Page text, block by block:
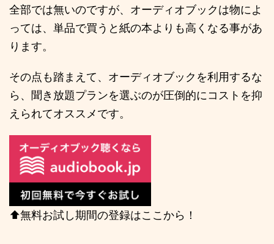
全部では無いのですが、オーディオブックは物によ
っては、単品で買うと紙の本よりも高くなる事があ
ります。
その点も踏まえて、オーディオブックを利用するな
ら、聞き放題プランを選ぶのが圧倒的にコストを抑
えられてオススメです。
⬆️無料お試し期間の登録はここから！